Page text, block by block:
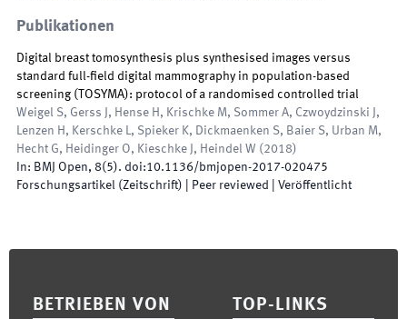
Publikationen
Digital breast tomosynthesis plus synthesised images versus
standard full-field digital mammography in population-based
screening (TOSYMA): protocol of a randomised controlled trial
Weigel S, Gerss J, Hense H, Krischke M, Sommer A, Czwoydzinski J,
Lenzen H, Kerschke L, Spieker K, Dickmaenken S, Baier S, Urban M,
Hecht G, Heidinger O, Kieschke J, Heindel W ( 2018)
In: BMJ Open, 8(5). doi:10.1136/bmjopen-2017-020475
Forschungsartikel (Zeitschrift) | Peer reviewed Veröffentlicht
BETRIEBEN VON TOP-LINKS